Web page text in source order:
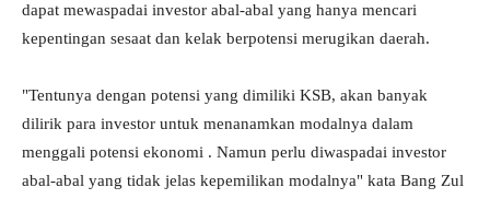
dapat mewaspadai investor abal-abal yang hanya mencari
kepentingan sesaat dan kelak berpotensi merugikan daerah.
"Tentunya dengan potensi yang dimiliki KSB, akan banyak
dilirik para investor untuk menanamkan modalnya dalam
menggali potensi ekonomi . Namun perlu diwaspadai investor
abal-abal yang tidak jelas kepemilikan modalnya" kata Bang Zul